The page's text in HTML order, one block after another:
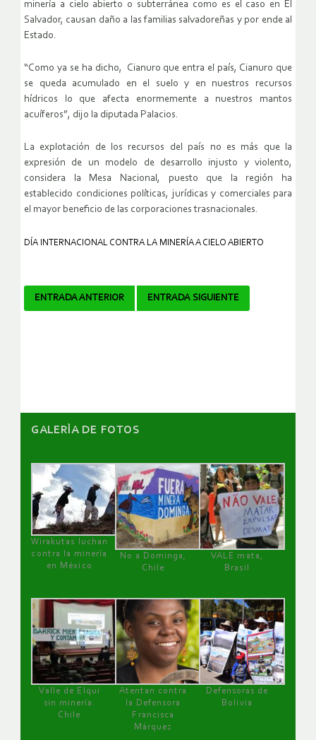
minería a cielo abierto o subterránea como es el caso en El
Salvador, causan daño a las familias salvadoreñas y por ende al
Estado.
“Como ya se ha dicho, Cianuro que entra el país, Cianuro que
se queda acumulado en el suelo y en nuestros recursos
hídricos lo que afecta enormemente a nuestros mantos
acuíferos”, dijo la diputada Palacios.
La explotación de los recursos del país no es más que la
expresión de un modelo de desarrollo injusto y violento,
considera la Mesa Nacional, puesto que la región ha
establecido condiciones políticas, jurídicas y comerciales para
el mayor beneficio de las corporaciones trasnacionales.
DÍA INTERNACIONAL CONTRA LA MINERÍA A CIELO ABIERTO
Navegador
ENTRADA ANTERIOR ENTRADA SIGUIENTE
GALERÌA DE FOTOS
Wirakutas luchan
contra la minería
en México
No a Dominga,
Chile
VALE mata,
Brasil
Valle de Elqui
sin minería.
Chile
Atentan contra
la Defensora
Francisca
Márquez
Defensoras de
Bolivia